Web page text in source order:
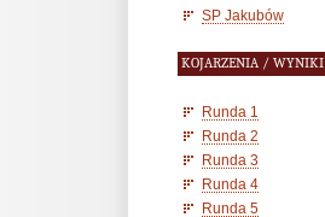
SP Jakubów
KOJARZENIA / WYNIKI
Runda 1
Runda 2
Runda 3
Runda 4
Runda 5